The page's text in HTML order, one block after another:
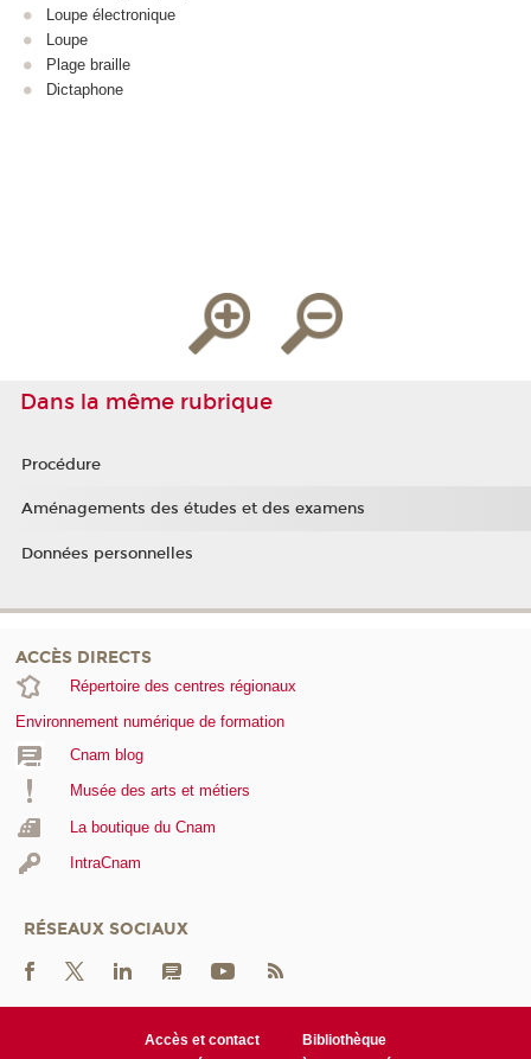
Loupe électronique
Loupe
Plage braille
Dictaphone
Dans la même rubrique
Procédure
Aménagements des études et des examens
Données personnelles
ACCÈS DIRECTS
Répertoire des centres régionaux
Environnement numérique de formation
Cnam blog
Musée des arts et métiers
La boutique du Cnam
IntraCnam
RÉSEAUX SOCIAUX
Accès et contact
Bibliothèque